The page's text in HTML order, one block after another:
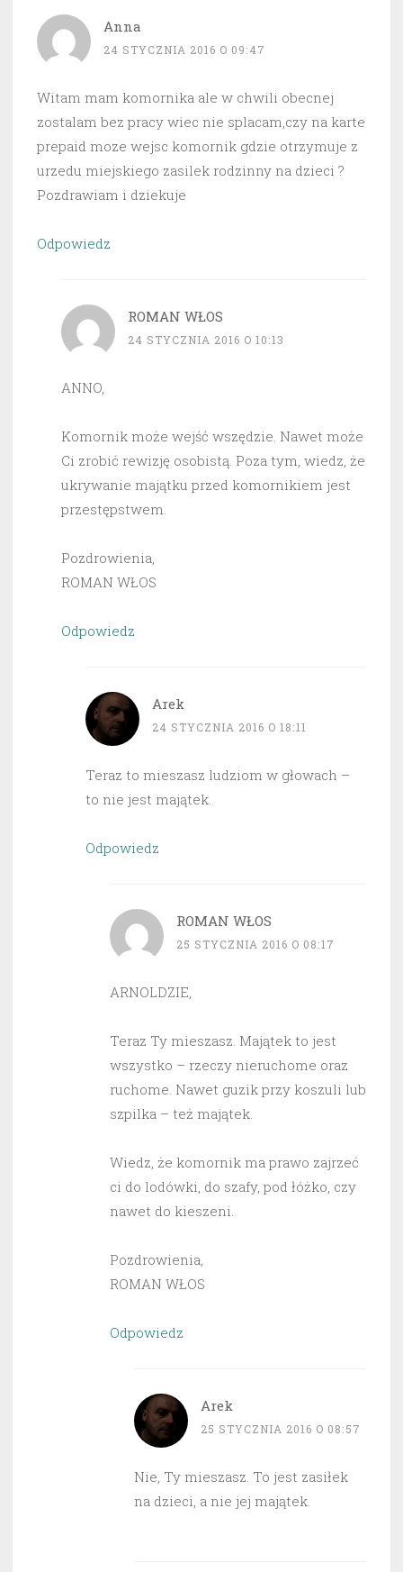
Anna
24 STYCZNIA 2016 O 09:47
Witam mam komornika ale w chwili obecnej
zostalam bez pracy wiec nie splacam,czy na karte
prepaid moze wejsc komornik gdzie otrzymuje z
urzedu miejskiego zasilek rodzinny na dzieci ?
Pozdrawiam i dziekuje
Odpowiedz
ROMAN WŁOS
24 STYCZNIA 2016 O 10:13
ANNO,
Komornik może wejść wszędzie. Nawet może
Ci zrobić rewizję osobistą. Poza tym, wiedz, że
ukrywanie majątku przed komornikiem jest
przestępstwem.
Pozdrowienia,
ROMAN WŁOS
Odpowiedz
Arek
24 STYCZNIA 2016 O 18:11
Teraz to mieszasz ludziom w głowach –
to nie jest majątek.
Odpowiedz
ROMAN WŁOS
25 STYCZNIA 2016 O 08:17
ARNOLDZIE,
Teraz Ty mieszasz. Majątek to jest
wszystko – rzeczy nieruchome oraz
ruchome. Nawet guzik przy koszuli lub
szpilka – też majątek.
Wiedz, że komornik ma prawo zajrzeć
ci do lodówki, do szafy, pod łóżko, czy
nawet do kieszeni.
Pozdrowienia,
ROMAN WŁOS
Odpowiedz
Arek
25 STYCZNIA 2016 O 08:57
Nie, Ty mieszasz. To jest zasiłek
na dzieci, a nie jej majątek.